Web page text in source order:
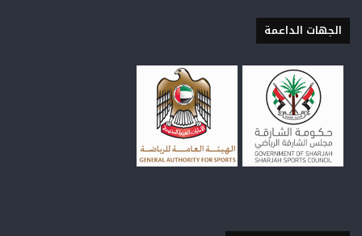
الجهات الداعمة